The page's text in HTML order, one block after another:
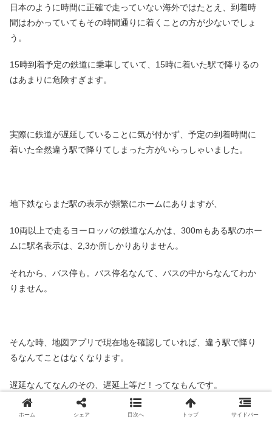
日本のように時間に正確で走っていない海外ではたとえ、到着時
間はわかっていてもその時間通りに着くことの方が少ないでしょ
う。
15時到着予定の鉄道に乗車していて、15時に着いた駅で降りるの
はあまりに危険すぎます。
実際に鉄道が遅延していることに気が付かず、予定の到着時間に
着いた全然違う駅で降りてしまった方がいらっしゃいました。
地下鉄ならまだ駅の表示が頻繁にホームにありますが、
10両以上で走るヨーロッパの鉄道なんかは、300mもある駅のホー
ムに駅名表示は、2,3か所しかりありません。
それから、バス停も。バス停名なんて、バスの中からなんてわか
りません。
そんな時、地図アプリで現在地を確認していれば、違う駅で降り
るなんてことはなくなります。
遅延なんてなんのその、遅延上等だ！ってなもんです。
ホーム シェア 目次へ トップ サイドバー